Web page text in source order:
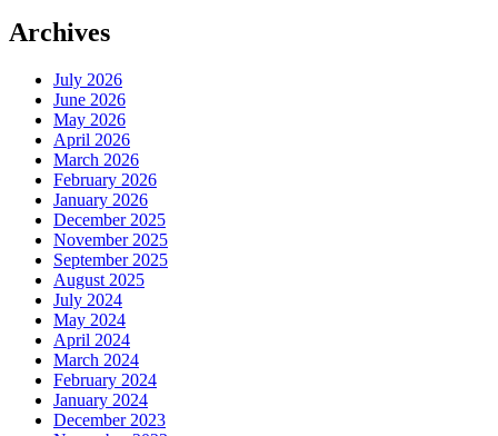
Archives
July 2026
June 2026
May 2026
April 2026
March 2026
February 2026
January 2026
December 2025
November 2025
September 2025
August 2025
July 2024
May 2024
April 2024
March 2024
February 2024
January 2024
December 2023